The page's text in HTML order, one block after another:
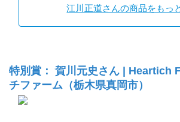
江川正道さんの商品をもっ
特別賞： 賀川元史さん | Heartich
チファーム（栃木県真岡市）